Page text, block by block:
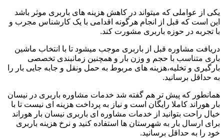
یکی از عواملی که میتواند در کاهش هزینه های باربری موثر باشد
این است که قبل از انجام هرگونه اقدامی با یک کارشناس مجرب و
با تجربه در حوزه باربری مشورت کند.
دریافت مشاوره قبل از باربری موجب میشود تا با انتخاب ماشین
باری متناسب با حجم و وزن بار و همچنین زمانبندی تخصصی
بارگیری و تخلیه،هزینه های مربوط به حمل ونقل و جابه جایی بار را
به حداقل برسانید.
همانطور که پیش تر هم گفته شد خدمات مشاوره باربری در نیسان
بار هوراند کاملا رایگان است و نیاز به پرداخت هزینه ای نیست تا با
خیال راحت بتوانید از خدمات مشاوره ای باربری نیسان بار هوراند
برای ارسال بار به شهرستان ها استفاده کنید و نرخ هزینه باربری
خود را به حداقل برسانید.